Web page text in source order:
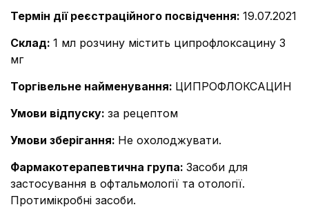
Термін дії реєстраційного посвідчення: 19.07.2021
Склад: 1 мл розчину містить ципрофлоксацину 3
мг
Торгівельне найменування: ЦИПРОФЛОКСАЦИН
Умови відпуску: за рецептом
Умови зберігання: Не охолоджувати.
Фармакотерапевтична група: Засоби для
застосування в офтальмології та отології.
Протимікробні засоби.